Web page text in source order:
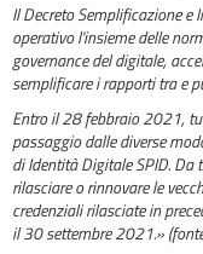
Il Decreto Semplificazione
operativo l'insieme delle
governance del digitale,
semplificare i rapporti tra e
Entro il 28 febbraio 2021,
passaggio dalle diverse
di Identità Digitale SPID.
rilasciare o rinnovare le
credenziali rilasciate in
il 30 settembre 2021.»